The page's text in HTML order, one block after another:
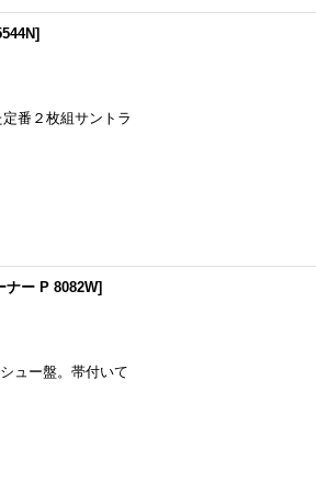
]
番２枚組サントラ
ナー P 8082W]
ュー盤。帯付いて